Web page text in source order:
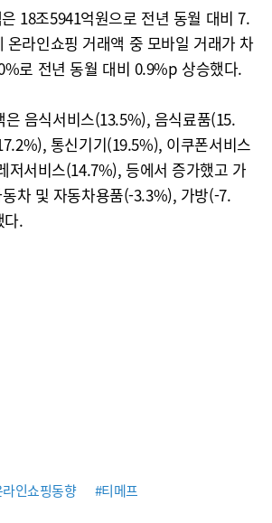
18조5941억원으로 전년 동월 대비 7.
온라인쇼핑 거래액 중 모바일 거래가 차
로 전년 동월 대비 0.9%p 상승했다.
은 음식서비스(13.5%), 음식료품(15.
통신기기(19.5%), 이쿠폰서비스
저서비스(14.7%), 등에서 증가했고 가
차 및 자동차용품(-3.3%), 가방(-7.
다.
인쇼핑동향 #티메프